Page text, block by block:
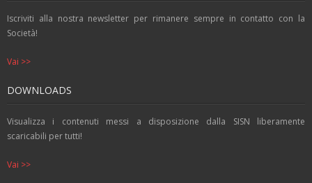
Iscriviti alla nostra newsletter per rimanere sempre in contatto con la
Società!
Vai >>
DOWNLOADS
Visualizza i contenuti messi a disposizione dalla SISN liberamente
scaricabili per tutti!
Vai >>